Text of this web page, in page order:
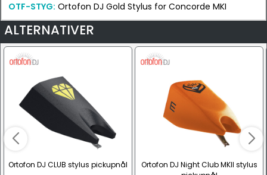
OTF-STYG: Ortofon DJ Gold Stylus for Concorde MKI
ALTERNATIVER
Ortofon DJ CLUB stylus pickupnål
Ortofon DJ Night Club MKII stylus